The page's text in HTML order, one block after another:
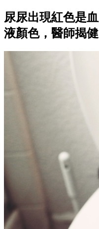
尿尿出現紅色是
液顏色，醫師揭